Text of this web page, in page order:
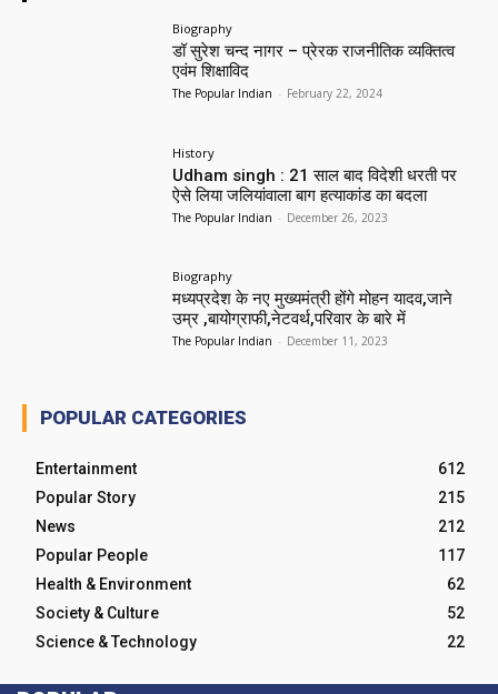
Biography
डॉ सुरेश चन्द नागर – प्रेरक राजनीतिक व्यक्तित्व
एवंम शिक्षाविद
The Popular Indian - February 22, 2024
History
Udham singh : 21 साल बाद विदेशी धरती पर
ऐसे लिया जलियांवाला बाग हत्याकांड का बदला
The Popular Indian - December 26, 2023
Biography
मध्यप्रदेश के नए मुख्यमंत्री होंगे मोहन यादव,जाने
उम्र ,बायोग्राफी,नेटवर्थ,परिवार के बारे में
The Popular Indian - December 11, 2023
POPULAR CATEGORIES
Entertainment
612
Popular Story
215
News
212
Popular People
117
Health & Environment
62
Society & Culture
52
Science & Technology
22